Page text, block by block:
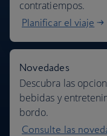
contratiempos.
Planificar el viaje
Novedades
Descubra las
bebidas y
bordo.
Consulte las